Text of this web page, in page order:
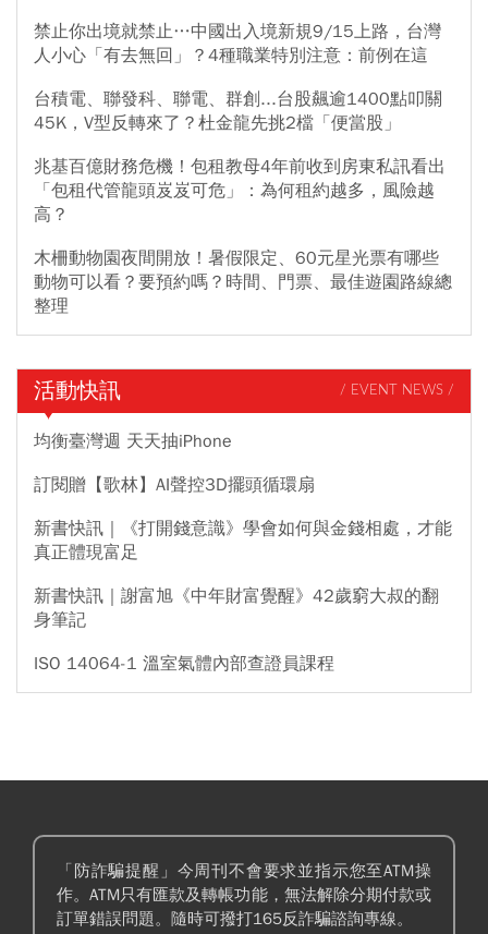
禁止你出境就禁止…中國出入境新規9/15上路，台灣
人小心「有去無回」？4種職業特別注意：前例在這
台積電、聯發科、聯電、群創...台股飆逾1400點叩關
45K，V型反轉來了？杜金龍先挑2檔「便當股」
兆基百億財務危機！包租教母4年前收到房東私訊看出
「包租代管龍頭岌岌可危」：為何租約越多，風險越
高？
木柵動物園夜間開放！暑假限定、60元星光票有哪些
動物可以看？要預約嗎？時間、門票、最佳遊園路線總
整理
活動快訊 / EVENT NEWS /
均衡臺灣週 天天抽iPhone
訂閱贈【歌林】AI聲控3D擺頭循環扇
新書快訊｜《打開錢意識》學會如何與金錢相處，才能
真正體現富足
新書快訊｜謝富旭《中年財富覺醒》42歲窮大叔的翻
身筆記
ISO 14064-1 溫室氣體內部查證員課程
「防詐騙提醒」今周刊不會要求並指示您至ATM操
作。ATM只有匯款及轉帳功能，無法解除分期付款或
訂單錯誤問題。隨時可撥打165反詐騙諮詢專線。